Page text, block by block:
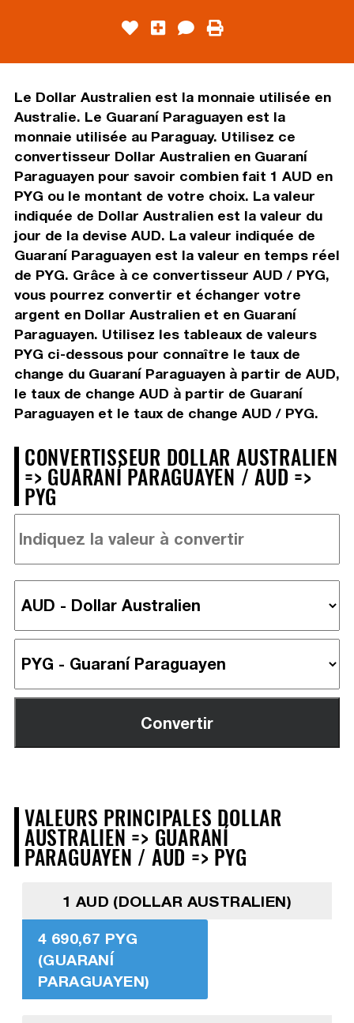
Le Dollar Australien est la monnaie utilisée en
Australie. Le Guaraní Paraguayen est la
monnaie utilisée au Paraguay. Utilisez ce
convertisseur Dollar Australien en Guaraní
Paraguayen pour savoir combien fait 1 AUD en
PYG ou le montant de votre choix. La valeur
indiquée de Dollar Australien est la valeur du
jour de la devise AUD. La valeur indiquée de
Guaraní Paraguayen est la valeur en temps réel
de PYG. Grâce à ce convertisseur AUD / PYG,
vous pourrez convertir et échanger votre
argent en Dollar Australien et en Guaraní
Paraguayen. Utilisez les tableaux de valeurs
PYG ci-dessous pour connaître le taux de
change du Guaraní Paraguayen à partir de AUD,
le taux de change AUD à partir de Guaraní
Paraguayen et le taux de change AUD / PYG.
CONVERTISSEUR DOLLAR AUSTRALIEN
=> GUARANÍ PARAGUAYEN / AUD =>
PYG
VALEURS PRINCIPALES DOLLAR
AUSTRALIEN => GUARANÍ
PARAGUAYEN / AUD => PYG
1 AUD (DOLLAR AUSTRALIEN)
4 690,67 PYG
(GUARANÍ
PARAGUAYEN)